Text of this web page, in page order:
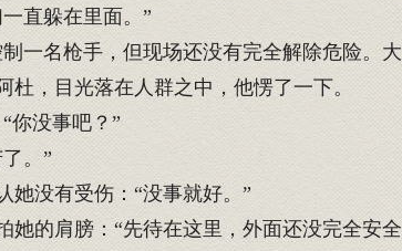
直躲在里面。”
一名枪手，但现场还没有完全解除危险。
，目光落在人群之中，他愣了一下。
你没事吧？”
。”
没有受伤：“没事就好。”
的肩膀：“先待在这里，外面还没完全安